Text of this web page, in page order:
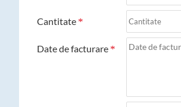
Cantitate
Date de facturare